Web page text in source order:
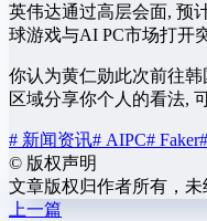
英伟达通过高层会面, 预
球游戏与AI PC市场打开
你认为黄仁勋此次前往
区域分享你个人的看法,
# 新闻资讯# AIPC# Faker
© 版权声明
文章版权归作者所有，未
上一篇